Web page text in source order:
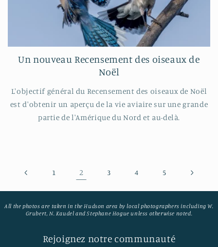
Un nouveau Recensement des oiseaux de
Noël
L'objectif général du Recensement des oiseaux de Noël
est d'obtenir un aperçu de la vie aviaire sur une grande
partie de l'Amérique du Nord et au-delà.
1 2 3 4 5
All the photos are taken in the Hudson area by local photographers including W.
Grubert, N. Kaudel and Stephane Hogue unless otherwise noted.
Rejoignez notre communauté